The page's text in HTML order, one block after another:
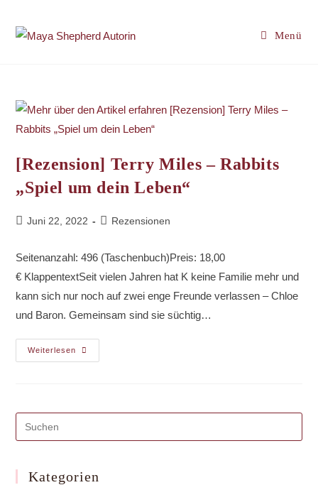
Inhalt
springen
Menü
[Rezension] Terry Miles – Rabbits
„Spiel um dein Leben“
Beitrag
Juni 22, 2022
Beitrags-
Rezensionen
Seitenanzahl: 496 (Taschenbuch)Preis: 18,00
€ KlappentextSeit vielen Jahren hat K keine Familie mehr und
kann sich nur noch auf zwei enge Freunde verlassen – Chloe
und Baron. Gemeinsam sind sie süchtig…
Weiterlesen
[Rezension]
Terry
Um
Kategorien